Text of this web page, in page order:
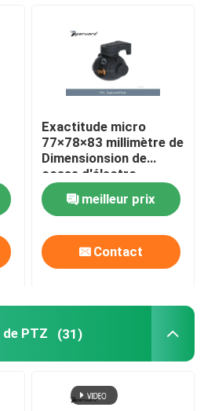
Exactitude micro
77×78×83 millimètre de
Dimensionsion de
cosse d'électro
caméra thermique
optique de cardan
d'UAV
meilleur prix
Contact
de PTZ (31)